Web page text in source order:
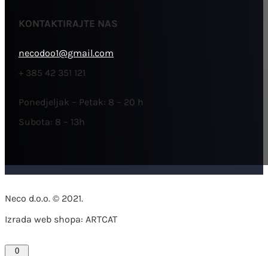
KONTAKTIRAJTE NAS
necodoo1@gmail.com
+ 385 42 351 121
Ponedjeljak – Petak: 8 – 20 h
Subota: 8 – 13h
Neco d.o.o. © 2021.
Izrada web shopa: ARTCAT
0